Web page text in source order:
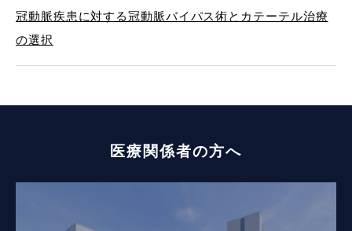
冠動脈疾患に対する冠動脈バイパス術とカテーテル治療
の選択
医療関係者の方へ